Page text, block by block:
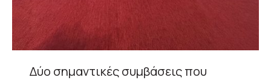
Δύο σημαντικές συμβάσεις που